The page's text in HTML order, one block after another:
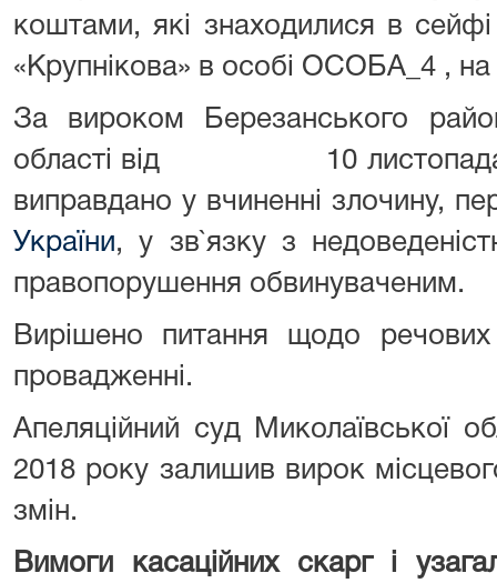
коштами, які знаходилися в
«Крупнікова» в особі ОСОБА_4 ,
За вироком Березанського
області від 10 листопада
виправдано у вчиненні злочину,
України, у зв`язку з
правопорушення обвинуваченим.
Вирішено питання щодо
провадженні.
Апеляційний суд Миколаївської
2018 року залишив вирок
змін.
Вимоги касаційних скарг і